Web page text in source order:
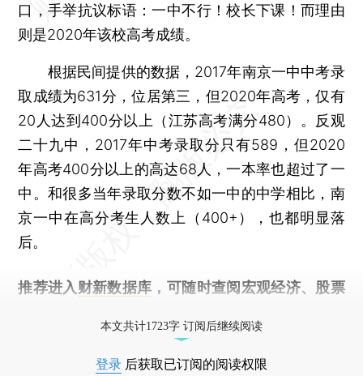
口，手举抗议标语：一中不行！校长下课！而理由
则是2020年该校高考成绩。
根据民间提供的数据，2017年南京一中中考录
取成绩为631分，位居第三，但2020年高考，仅有
20人达到400分以上（江苏高考满分480）。反观
二十九中，2017年中考录取分只有589，但2020
年高考400分以上的高达68人，一本率也超过了一
中。和很多当年录取分数不如一中的中学相比，南
京一中在高分考生人数上（400+），也都明显落
后。
推荐进入 财新数据库 ，可随时查阅宏观经济、股票
本文共计1723字 订阅后继续阅读
登录 后获取已订阅的阅读权限